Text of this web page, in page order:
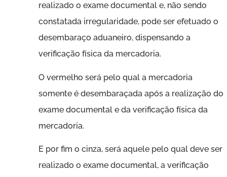
realizado o exame documental e, não sendo
constatada irregularidade, pode ser efetuado o
desembaraço aduaneiro, dispensando a
verificação física da mercadoria.
O vermelho será pelo qual a mercadoria
somente é desembaraçada após a realização do
exame documental e da verificação física da
mercadoria.
E por fim o cinza, será aquele pelo qual deve ser
realizado o exame documental, a verificação